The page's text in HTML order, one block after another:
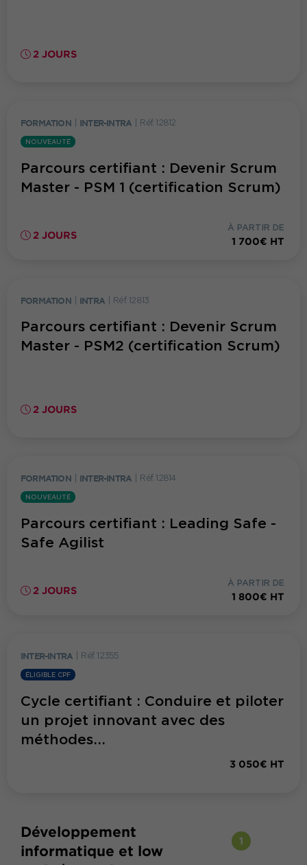
2 JOURS
FORMATION INTER-INTRA Réf. 12812
NOUVEAUTÉ
Parcours certifiant : Devenir Scrum
Master - PSM 1 (certification Scrum)
2 JOURS
À PARTIR DE
1 700€ HT
FORMATION INTRA Réf. 12813
Parcours certifiant : Devenir Scrum
Master - PSM2 (certification Scrum)
2 JOURS
FORMATION INTER-INTRA Réf. 12814
NOUVEAUTÉ
Parcours certifiant : Leading Safe -
Safe Agilist
2 JOURS
À PARTIR DE
1 800€ HT
INTER-INTRA Réf. 12355
ÉLIGIBLE CPF
Cycle certifiant : Conduire et piloter
un projet innovant avec des
méthodes...
3 050€ HT
Développement
informatique et low
1